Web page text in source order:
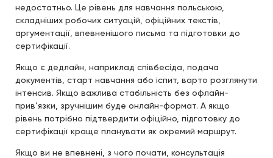
недостатньо. Це рівень для навчання польською,
складніших робочих ситуацій, офіційних текстів,
аргументації, впевненішого письма та підготовки до
сертифікації.
Якщо є дедлайн, наприклад співбесіда, подача
документів, старт навчання або іспит, варто розглянути
інтенсив. Якщо важлива стабільність без офлайн-
прив’язки, зручнішим буде онлайн-формат. А якщо
рівень потрібно підтвердити офіційно, підготовку до
сертифікації краще планувати як окремий маршрут.
Якщо ви не впевнені, з чого почати, консультація